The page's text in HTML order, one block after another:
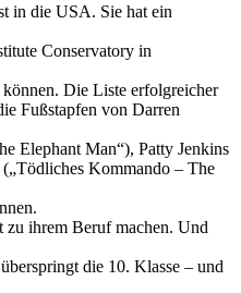
in die USA. Sie hat ein
Conservatory in
Die Liste erfolgreicher
Fußstapfen von Darren
Elephant Man“), Patty Jenkins
Kommando – The
ihrem Beruf machen. Und
die 10. Klasse – und